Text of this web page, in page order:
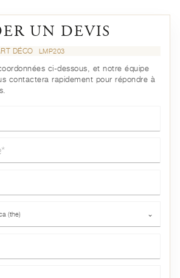
UN DEVIS
DÉCO LMP203
ci-dessous, et notre équipe
contactera rapidement pour répondre à
(the) ⌄